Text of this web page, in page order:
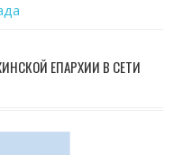
ЕПАРХИИ В СЕТИ